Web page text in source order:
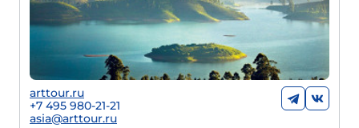
arttour.ru
+7 495 980-21-21
asia@arttour.ru